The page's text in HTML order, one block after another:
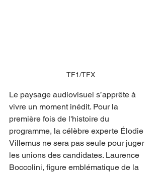
TF1/TFX
Le paysage audiovisuel s’apprête à
vivre un moment inédit. Pour la
première fois de l'histoire du
programme, la célèbre experte Élodie
Villemus ne sera pas seule pour juger
les unions des candidates. Laurence
Boccolini, figure emblématique de la